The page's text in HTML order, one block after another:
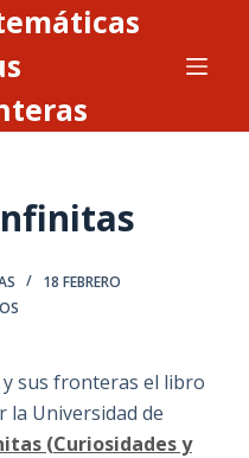
18 FEBRERO
y sus fronteras el libro
la Universidad de
(Curiosidades y